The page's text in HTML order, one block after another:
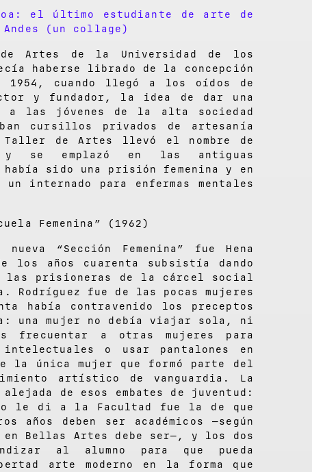
el último estudiante de arte de
(un collage)
Artes de la Universidad de los
haberse librado de la concepción
cuando llegó a los oídos de
y fundador, la idea de dar una
a las jóvenes de la alta sociedad
cursillos privados de artesanía
Taller de Artes llevó el nombre de
y se emplazó en las antiguas
sido una prisión femenina y en
un internado para enfermas mentales
Femenina” (1962)
“Sección Femenina” fue Hena
los años cuarenta subsistía dando
las prisioneras de la cárcel social
fue de las pocas mujeres
había contravenido los preceptos
una mujer no debía viajar sola, ni
frecuentar a otras mujeres para
intelectuales o usar pantalones en
la única mujer que formó parte del
artístico de vanguardia. La
de esos embates de juventud:
le di a la Facultad fue la de que
años deben ser académicos —según
en Bellas Artes debe ser—, y los dos
al alumno para que pueda
arte moderno en la forma que